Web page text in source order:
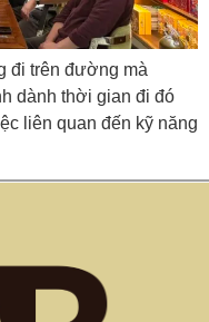
đi trên đường mà
dành thời gian đi đó
liên quan đến kỹ năng